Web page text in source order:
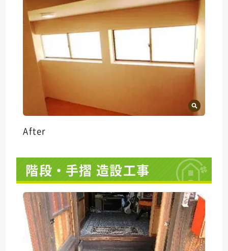
After
階段・手摺 造設工事